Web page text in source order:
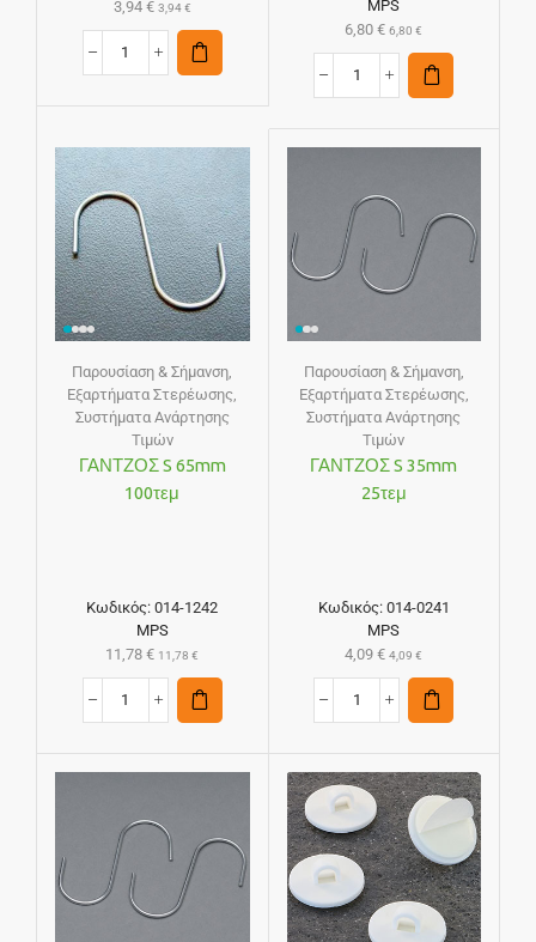
3,94 € 3,94€
MPS
6,80€ 6,80€
Παρουσίαση & Σήμανση,
Εξαρτήματα Στερέωσης,
Συστήματα Ανάρτησης
Τιμών
ΓΑΝΤΖΟΣ S 65mm
100τεμ
Κωδικός:014-1242
MPS
11,78€ 11,78€
Παρουσίαση & Σήμανση,
Εξαρτήματα Στερέωσης,
Συστήματα Ανάρτησης
Τιμών
ΓΑΝΤΖΟΣ S 35mm
25τεμ
Κωδικός: 014-0241
MPS
4,09€ 4,09€